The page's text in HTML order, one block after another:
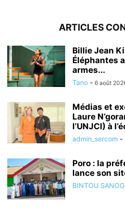
ARTICLES
Billie Jean
Éléphantes
armes...
Tano - 6 août
Médias et
Laure
l’UNJCI) à
admin_sercom -
Poro : la
lance son
BINTOU